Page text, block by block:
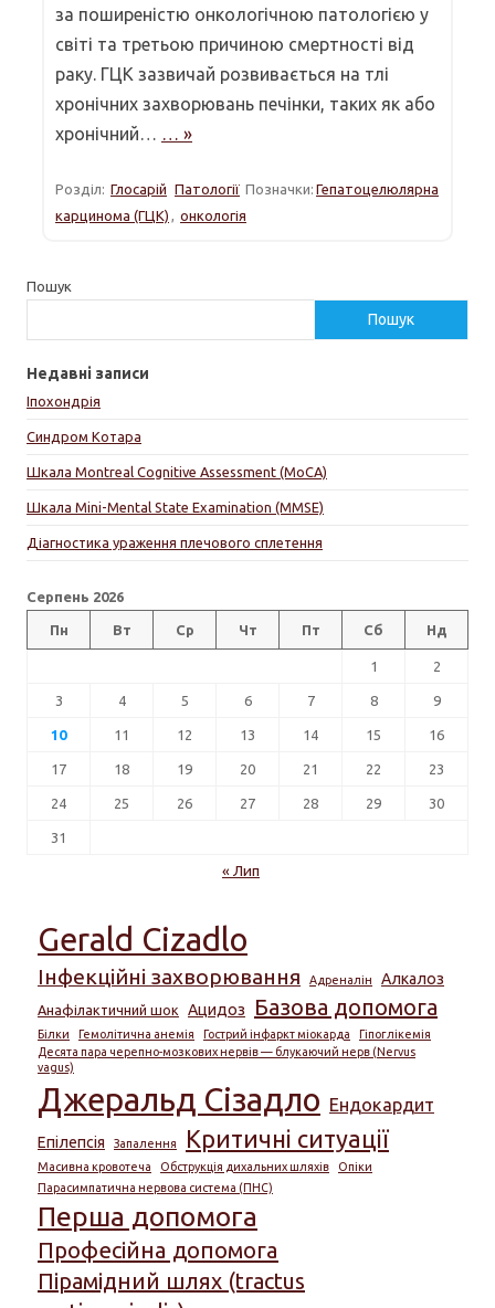
за поширеністю онкологічною патологією у
світі та третьою причиною смертності від
раку. ГЦК зазвичай розвивається на тлі
хронічних захворювань печінки, таких як або
хронічний… … »
Розділ: Глосарій Патології Позначки: Гепатоцелюлярна
карцинома (ГЦК) , онкологія
Пошук
Пошук
Недавні записи
Іпохондрія
Синдром Котара
Шкала Montreal Cognitive Assessment (MoCA)
Шкала Mini-Mental State Examination (MMSE)
Діагностика ураження плечового сплетення
Серпень 2026
Пн Вт Ср Чт Пт Сб Нд
1 2
3 4 5 6 7 8 9
10 11 12 13 14 15 16
17 18 19 20 21 22 23
24 25 26 27 28 29 30
31
« Лип
Gerald Cizadlo
Інфекційні захворювання Адреналін Алкалоз
Анафілактичний шок Ацидоз Базова допомога
Білки Гемолітична анемія Гострий інфаркт міокарда
Гіпоглікемія
Десята пара черепно-мозкових нервів — блукаючий нерв (Nervus
vagus)
Джеральд Сізадло Ендокардит
Епілепсія Запалення Критичні ситуації
Масивна кровотеча Обструкція дихальних шляхів
Опіки
Парасимпатична нервова система (ПНС)
Перша допомога
Професійна допомога
Пірамідний шлях (tractus